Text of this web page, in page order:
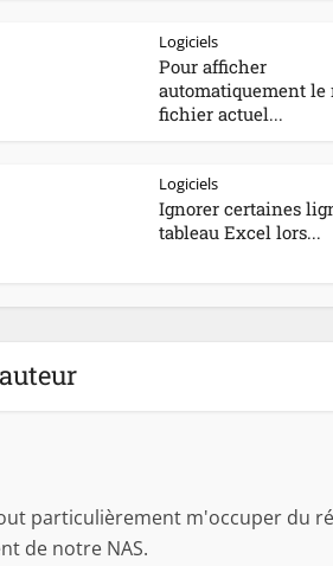
Logiciels
Pour afficher
automatiquement le
fichier actuel...
Logiciels
Ignorer certaines
tableau Excel lors...
particulièrement m'occuper du
de notre NAS.